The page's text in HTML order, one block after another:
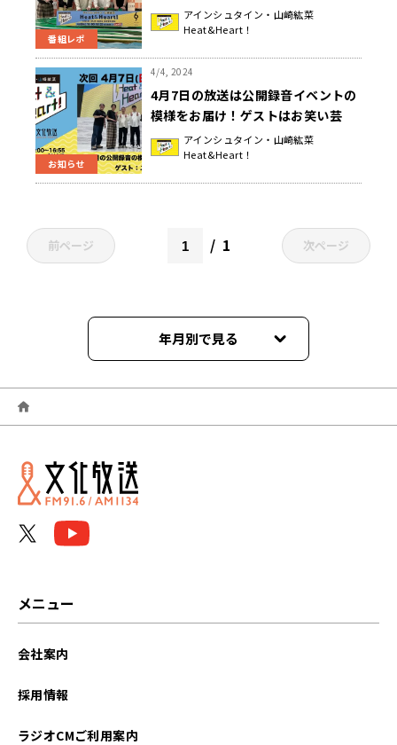
番組レポ
人・ニューヨークが登場♪炎上発言
について嶋佐さんが弁解！？『アイ
Heart!』
アインシュタイン・山崎紘菜
Heat&Heart！
お知らせ
4/4, 2024
4月7日の放送は公開録音イベントの
模様をお届け！ゲストはお笑い芸
人・ニューヨークが登場♪『アイン
シュタイン・山崎紘菜 Heat &
アインシュタイン・山崎紘菜
Heat&Heart！
前ページ 1 次ページ
年月別で見る
2026年07月
2026年06月
2026年05月
メニュー
会社案内
採用情報
ラジオCMご利用案内